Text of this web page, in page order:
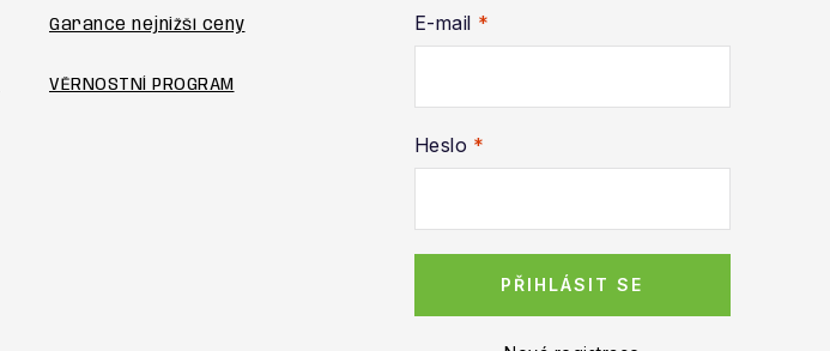
Garance nejnižší ceny
VĚRNOSTNÍ PROGRAM
E-mail
Heslo
PŘIHLÁSIT SE